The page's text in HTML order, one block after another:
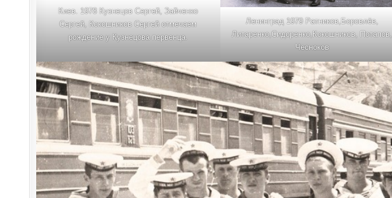
Киев. 1978 Кузнецов Сергей, Зайченко
Сергей, Кокошников Сергей отмечаем
рождение у Кузнецова первенца.
Ленинград 1979 Ратников,Боровлёв,
Литаренко,Сидоренко,Кокошников, Потапов,
Чесноков